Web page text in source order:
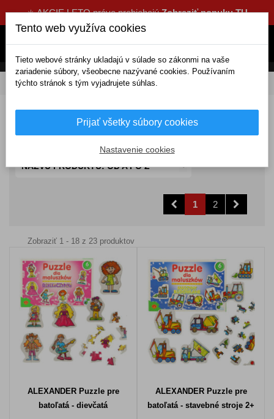
☀️ AKCIE LETO práve prebiehajúZobraziť ponuku TU
DOMOV Deti a auto Hračky do auta
Puzzle do auta
NÁZVU PRODUKTU: OD A PO Z
1 2
Zobraziť 1 - 18 z 23 produktov
ALEXANDER Puzzle pre
batoľatá - dievčatá
ALEXANDER Puzzle pre
batoľatá - stavebné stroje 2+
Tento web využíva cookies
Tieto webové stránky ukladajú v súlade so zákonmi na vaše
zariadenie súbory, všeobecne nazývané cookies. Používaním
týchto stránok s tým vyjadrujete súhlas.
Prijať všetky súbory cookies
Nastavenie cookies